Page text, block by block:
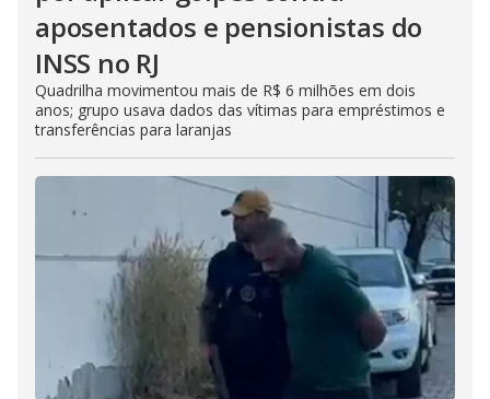
aposentados e pensionistas do
INSS no RJ
Quadrilha movimentou mais de R$ 6 milhões em dois
anos; grupo usava dados das vítimas para empréstimos e
transferências para laranjas